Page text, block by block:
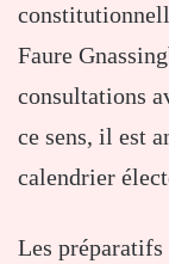
Faure
consultations
ce sens, il est
calendrier
Les